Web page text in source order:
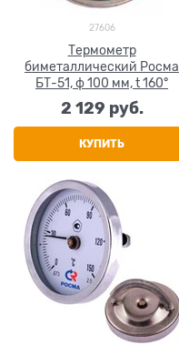
27606
Термометр
биметаллический Росма
БТ-51, ф 100 мм, t 160°
2 129 руб.
КУПИТЬ